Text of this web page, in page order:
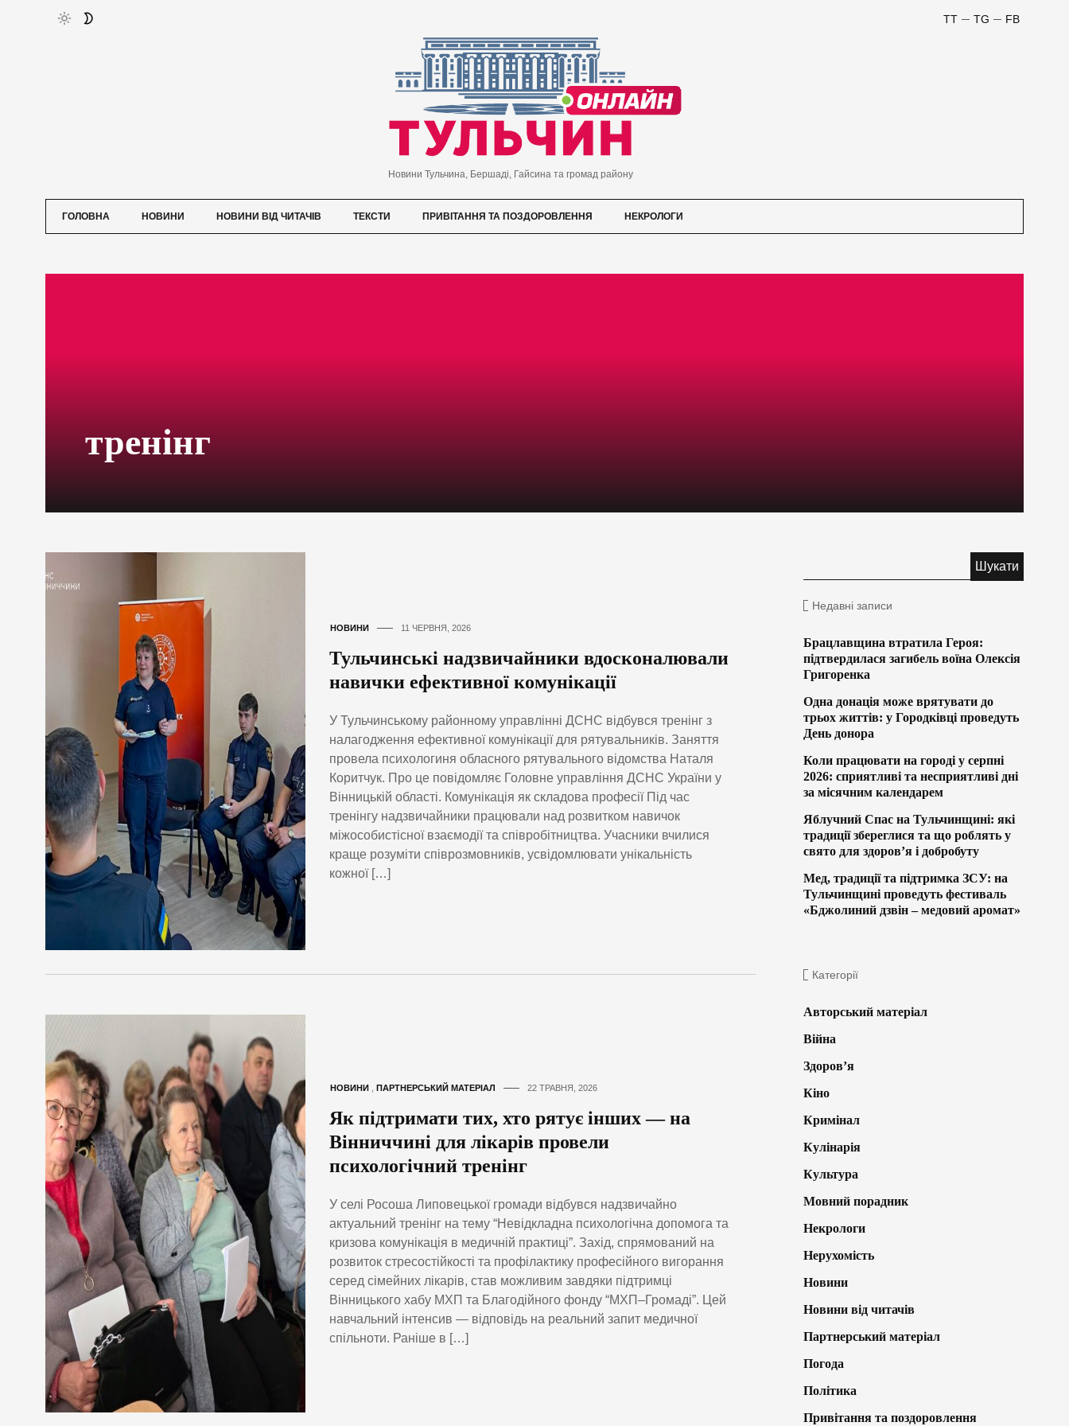
FB
TG
TT
Новини Тульчина, Бершаді, Гайсина та громад району
ГОЛОВНА НОВИНИ НОВИНИ ВІД ЧИТАЧІВ ТЕКСТИ ПРИВІТАННЯ ТА ПОЗДОРОВЛЕННЯ НЕКРОЛОГИ
тренінг
НОВИНИ 11 ЧЕРВНЯ, 2026
Тульчинські надзвичайники вдосконалювали
навички ефективної комунікації
У Тульчинському районному управлінні ДСНС відбувся тренінг з
налагодження ефективної комунікації для рятувальників. Заняття
провела психологиня обласного рятувального відомства Наталя
Коритчук. Про це повідомляє Головне управління ДСНС України у
Вінницькій області. Комунікація як складова професії Під час
тренінгу надзвичайники працювали над розвитком навичок
міжособистісної взаємодії та співробітництва. Учасники вчилися
краще розуміти співрозмовників, усвідомлювати унікальність
кожної […]
НОВИНИ , ПАРТНЕРСЬКИЙ МАТЕРІАЛ 22 ТРАВНЯ, 2026
Як підтримати тих, хто рятує інших — на
Вінниччині для лікарів провели
психологічний тренінг
У селі Росоша Липовецької громади відбувся надзвичайно
актуальний тренінг на тему “Невідкладна психологічна допомога та
кризова комунікація в медичній практиці”. Захід, спрямований на
розвиток стресостійкості та профілактику професійного вигорання
серед сімейних лікарів, став можливим завдяки підтримці
Вінницького хабу МХП та Благодійного фонду “МХП–Громаді”. Цей
навчальний інтенсив — відповідь на реальний запит медичної
спільноти. Раніше в […]
Недавні записи
Брацлавщина втратила Героя:
підтвердилася загибель воїна Олексія
Григоренка
Одна донація може врятувати до
трьох життів: у Городківці проведуть
День донора
Коли працювати на городі у серпні
2026: сприятливі та несприятливі дні
за місячним календарем
Яблучний Спас на Тульчинщині: які
традиції збереглися та що роблять у
свято для здоров’я і добробуту
Мед, традиції та підтримка ЗСУ: на
Тульчинщині проведуть фестиваль
«Бджолиний дзвін – медовий аромат»
Категорії
Авторський матеріал
Війна
Здоров’я
Кіно
Кримінал
Кулінарія
Культура
Мовний порадник
Некрологи
Нерухомість
Новини
Новини від читачів
Партнерський матеріал
Погода
Політика
Привітання та поздоровлення